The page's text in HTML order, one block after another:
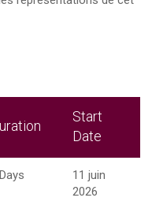
Start
Date
11 juin
2026